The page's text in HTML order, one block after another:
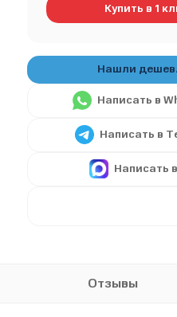
Купить в 1
Написать в
Написать в
Написать
Отзывы